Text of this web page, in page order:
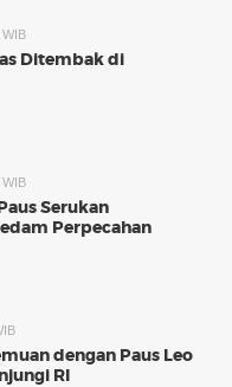
Ditembak di
Serukan
Perpecahan
dengan Paus Leo
RI